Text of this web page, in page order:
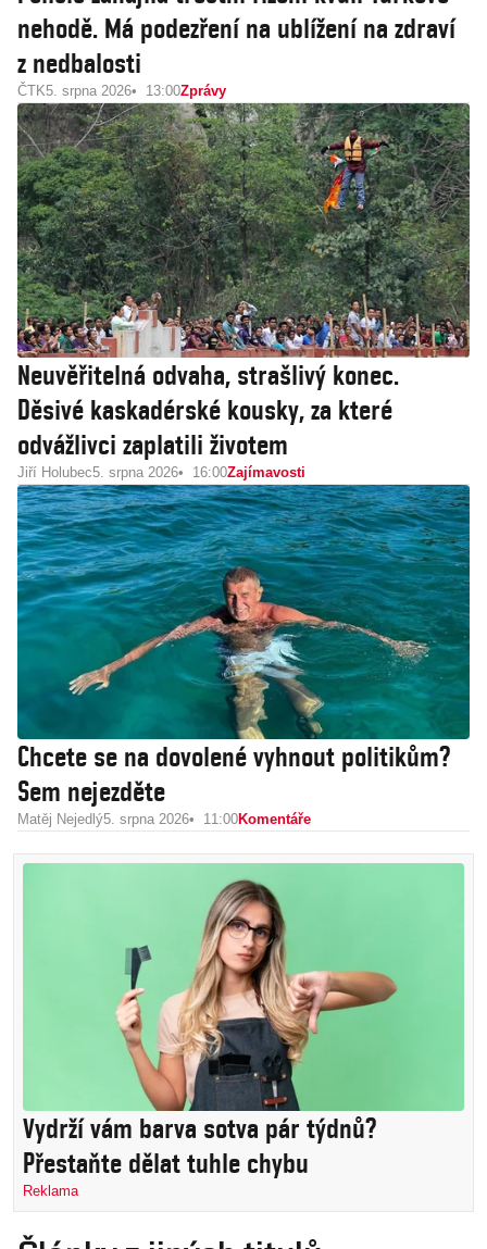
nehodě. Má podezření na ublížení na zdraví
z nedbalosti
ČTK5. srpna 2026 13:00Zprávy
Neuvěřitelná odvaha, strašlivý konec.
Děsivé kaskadérské kousky, za které
odvážlivci zaplatili životem
Jiří Holubec5. srpna 2026 16:00Zajímavosti
Chcete se na dovolené vyhnout politikům?
Sem nejezděte
Matěj Nejedlý5. srpna 2026 11:00Komentáře
Vydrží vám barva sotva pár týdnů?
Přestaňte dělat tuhle chybu
Reklama